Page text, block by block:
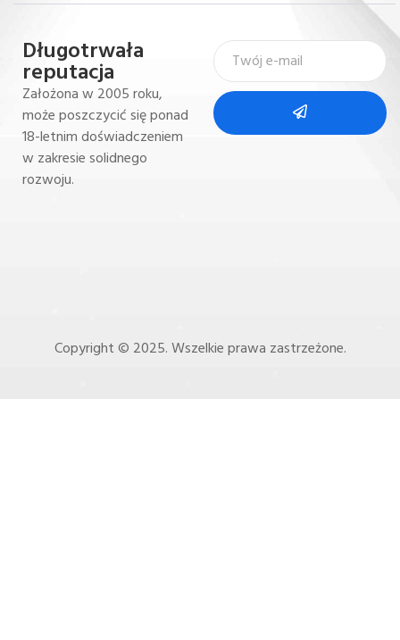
Długotrwała
reputacja
Założona w 2005 roku,
może poszczycić się ponad
18-letnim doświadczeniem
w zakresie solidnego
rozwoju.
Copyright © 2025. Wszelkie prawa zastrzeżone.